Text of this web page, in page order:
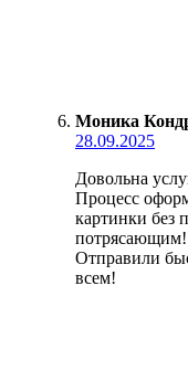
Моника
28.09.2025
Довольна
Процесс
картинки без
Отправили
всем!